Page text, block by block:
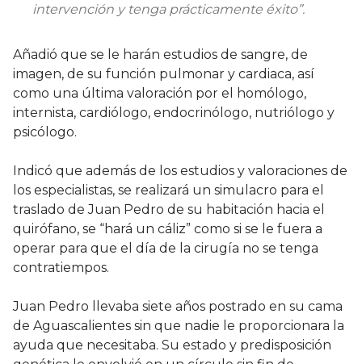
intervención y tenga prácticamente éxito”.
Añadió que se le harán estudios de sangre, de
imagen, de su función pulmonar y cardiaca, así
como una última valoración por el homólogo,
internista, cardiólogo, endocrinólogo, nutriólogo y
psicólogo.
Indicó que además de los estudios y valoraciones de
los especialistas, se realizará un simulacro para el
traslado de Juan Pedro de su habitación hacia el
quirófano, se “hará un cáliz” como si se le fuera a
operar para que el día de la cirugía no se tenga
contratiempos.
Juan Pedro llevaba siete años postrado en su cama
de Aguascalientes sin que nadie le proporcionara la
ayuda que necesitaba. Su estado y predisposición